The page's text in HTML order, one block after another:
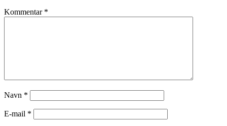
Kommentar *
Navn *
E-mail *